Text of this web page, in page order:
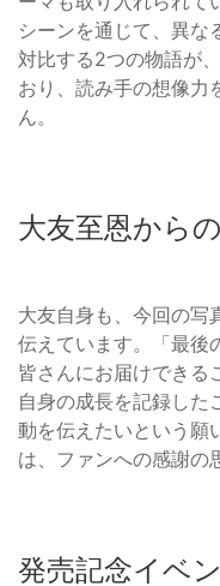
シーンを通じて、異な
対比する2つの物語が
おり、読み手の想像力
ん。
大友至恩から
大友自身も、今回の写
伝えています。「最後
皆さんにお届けできる
自身の成長を記録した
動を伝えたいという願
は、ファンへの感謝の
発売記念イベ